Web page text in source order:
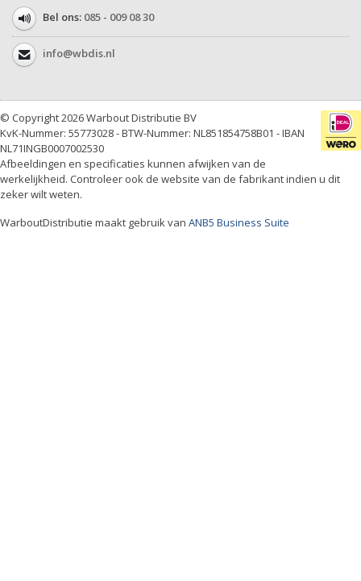
Bel ons: 085 - 009 08 30
info@wbdis.nl
© Copyright 2026 Warbout Distributie BV
KvK-Nummer: 55773028 - BTW-Nummer: NL851854758B01 - IBAN
NL71INGB0007002530
Afbeeldingen en specificaties kunnen afwijken van de
werkelijkheid. Controleer ook de website van de fabrikant indien u dit
zeker wilt weten.
WarboutDistributie maakt gebruik van ANB5 Business Suite